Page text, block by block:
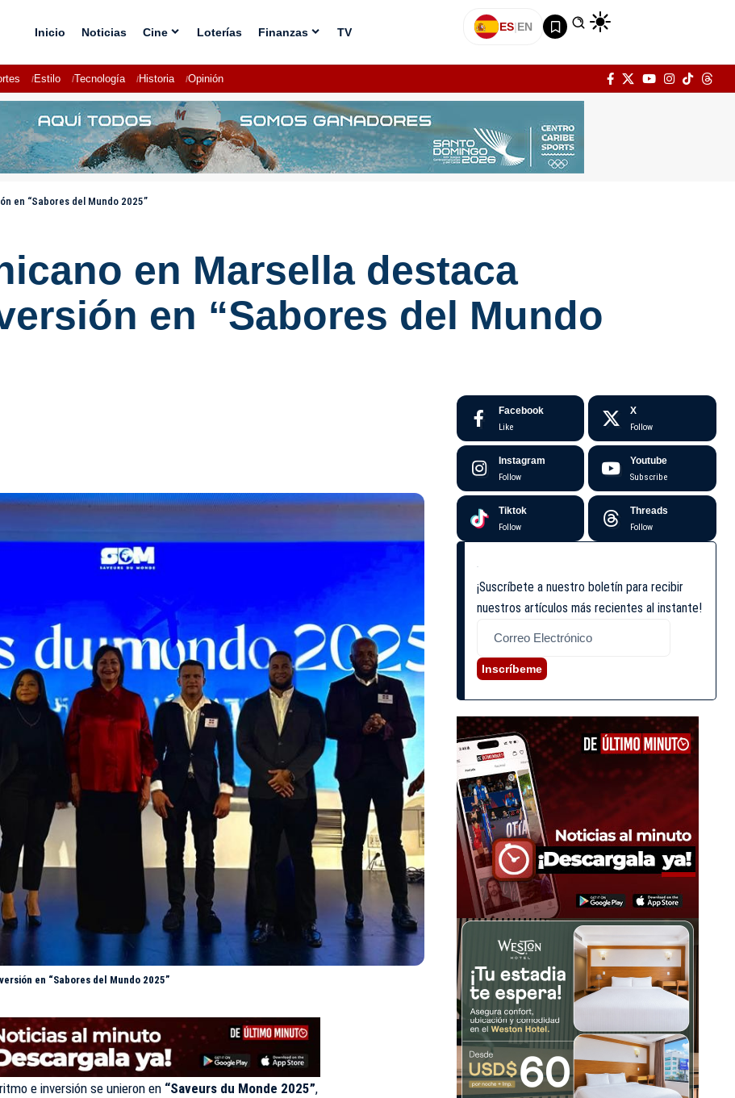
Inicio Noticias Cine Loterías Finanzas TV ES|EN
Estilo Tecnología Historia Opinión
en “Sabores del Mundo 2025”
en Marsella destaca
en “Sabores del Mundo
en “Sabores del Mundo 2025”
e inversión se unieron en “Saveurs du Monde 2025”,
Facebook
Like
X
Follow
Instagram
Follow
Youtube
Subscribe
Tiktok
Follow
Threads
Follow
¡Suscríbete a nuestro boletín para recibir
nuestros artículos más recientes al instante!
Inscríbeme